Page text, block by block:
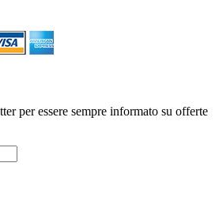
per essere sempre informato su offerte